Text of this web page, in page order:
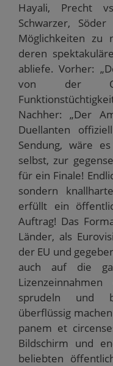
Hayali, Precht
Schwarzer,
Möglichkeiten zu
deren
abliefe. Vorher:
von der
Nachher: „Der
Duellanten
Sendung, wäre
selbst, zur
für ein Finale!
sondern
erfüllt ein
Auftrag! Das
Länder, als
der EU und
auch auf die
sprudeln und
überflüssig
panem et
Bildschirm und
beliebten